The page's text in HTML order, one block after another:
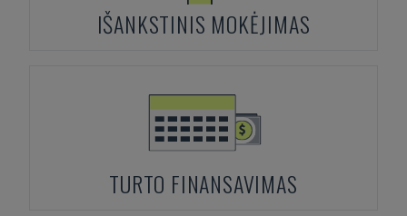
IŠANKSTINIS MOKĖJIMAS
TURTO FINANSAVIMAS